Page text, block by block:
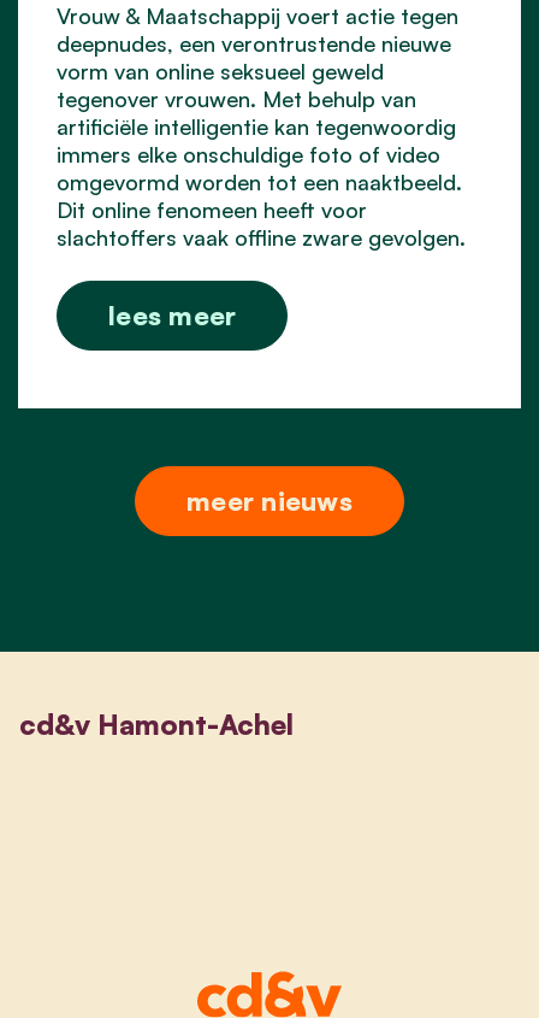
Vrouw & Maatschappij voert actie tegen
deepnudes, een verontrustende nieuwe
vorm van online seksueel geweld
tegenover vrouwen. Met behulp van
artificiële intelligentie kan tegenwoordig
immers elke onschuldige foto of video
omgevormd worden tot een naaktbeeld.
Dit online fenomeen heeft voor
slachtoffers vaak offline zware gevolgen.
lees meer
meer nieuws
cd&v Hamont-Achel